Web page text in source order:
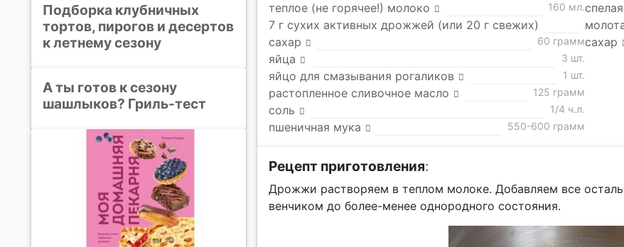
теплое (не горячее!) молоко 160 мл.
7 г сухих активных дрожжей (или 20 г свежих)
сахар
60 грамм
яйца 3 шт.
яйцо для смазывания рогаликов 1 шт.
растопленное сливочное масло 125 грамм
соль 1/4 ч.л.
пшеничная мука 550-600 грамм
сахар
Рецепт приготовления:
Дрожжи растворяем в теплом молоке. Добавляем все
венчиком до более-менее однородного состояния.
Подборка клубничных
тортов, пирогов и десертов
к летнему сезону
А ты готов к сезону
шашлыков? Гриль-тест